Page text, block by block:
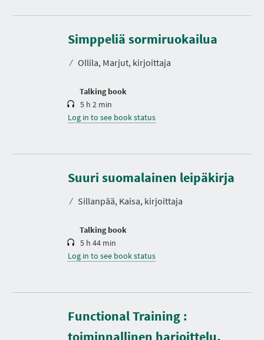
Simppeliä sormiruokailua
⁄ Ollila, Marjut, kirjoittaja
Talking book
D
r
a
i
5 h 2 min
Log in to see book status
Suuri suomalainen leipäkirja
⁄ Sillanpää, Kaisa, kirjoittaja
Talking book
D
r
a
i
5 h 44 min
Log in to see book status
Functional Training :
toiminnallinen harjoittelu,
D